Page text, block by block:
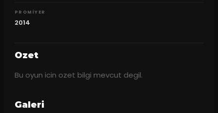
PROMIYER
2014
Ozet
Bu oyun icin ozet bilgi mevcut degil.
Galeri